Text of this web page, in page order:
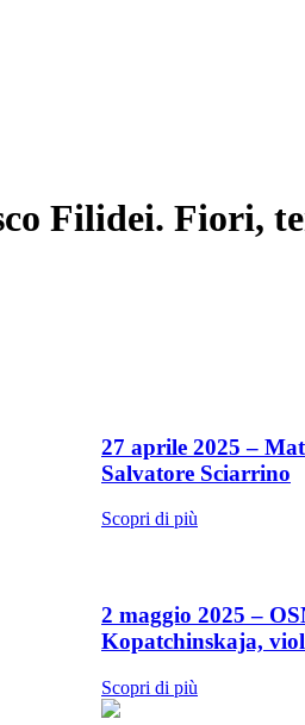
Filidei. Fiori,
27 aprile 2025 –
Salvatore Sciarrino
Scopri di più
2 maggio 2025 –
Kopatchinskaja,
Scopri di più